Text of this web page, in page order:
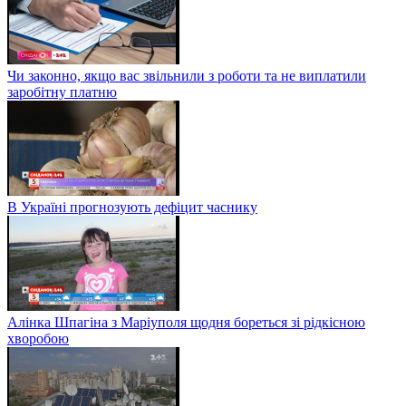
Чи законно, якщо вас звільнили з роботи та не виплатили
заробітну платню
В Україні прогнозують дефіцит часнику
Алінка Шпагіна з Маріуполя щодня бореться зі рідкісною
хворобою